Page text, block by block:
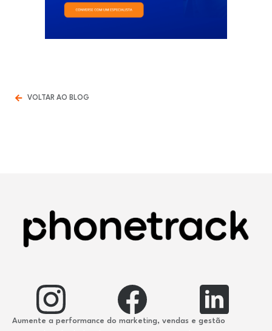
VOLTAR AO BLOG
Aumente a performance do marketing, vendas e gestão